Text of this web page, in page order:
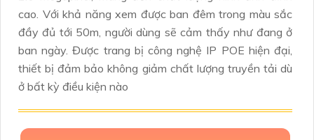
cao. Với khả năng xem được ban đêm trong màu sắc
đầy đủ tới 50m, người dùng sẽ cảm thấy như đang ở
ban ngày. Được trang bị công nghệ IP POE hiện đại,
thiết bị đảm bảo không giảm chất lượng truyền tải dù
ở bất kỳ điều kiện nào